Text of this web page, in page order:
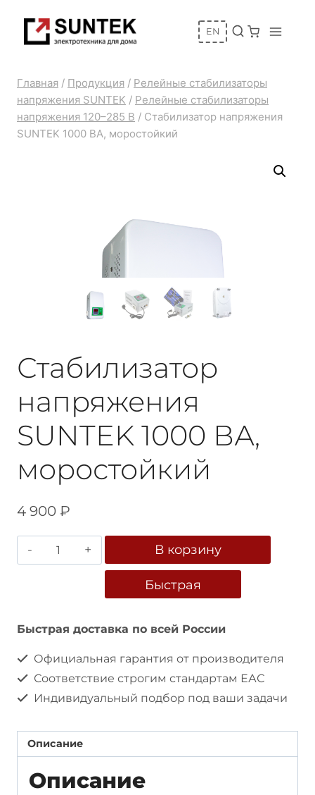
содержимому
EN
Главная / Продукция / Релейные стабилизаторы
напряжения SUNTEK / Релейные стабилизаторы
напряжения 120–285 В / Стабилизатор напряжения
SUNTEK 1000 ВА, моростойкий
Стабилизатор
напряжения
SUNTEK 1000 ВА,
моростойкий
4 900 ₽
Количество
товара
напряжения
1000
моростойкий
В корзину
Быстрая
Быстрая доставка по всей России
Официальная гарантия от производителя
Соответствие строгим стандартам ЕАС
Индивидуальный подбор под ваши задачи
Описание
Описание